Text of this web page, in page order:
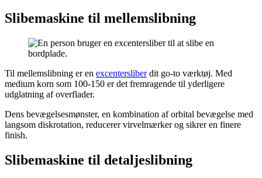
Slibemaskine til mellemslibning
Til mellemslibning er en excentersliberdit go-to værktøj. Med
medium korn som 100-150 er det fremragende til yderligere
udglatning af overflader.
Dens bevægelsesmønster, en kombination af orbital bevægelse med
langsom diskrotation, reducerer virvelmærker og sikrer en finere
finish.
Slibemaskine til detaljeslibning